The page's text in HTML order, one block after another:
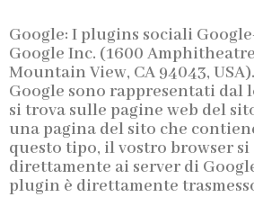
Google: I plugins sociali
Google Inc. (1600
Mountain View, CA 94043,
Google sono rappresentati dal
si trova sulle pagine web del
una pagina del sito che
questo tipo, il vostro browser
direttamente ai server di
plugin è direttamente